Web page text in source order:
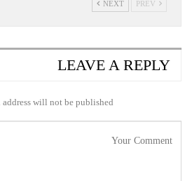
NEXT
LEAVE A REPLY
will not be published.